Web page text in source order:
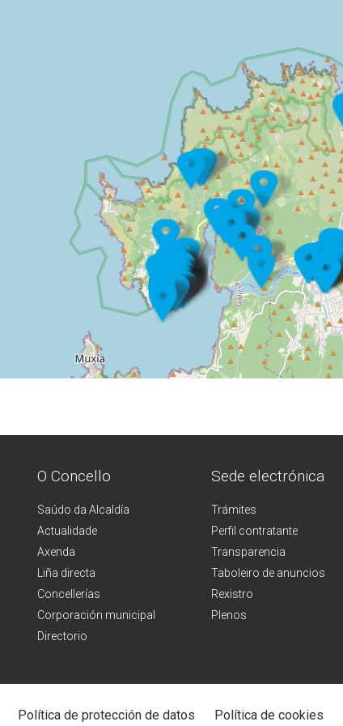
O Concello
Saúdo da Alcaldía
Actualidade
Axenda
Liña directa
Concellerías
Corporación municipal
Directorio
Sede electrónica
Trámites
Perfil contratante
Transparencia
Taboleiro de anuncios
Rexistro
Plenos
Política de protección de datos Política de cookies